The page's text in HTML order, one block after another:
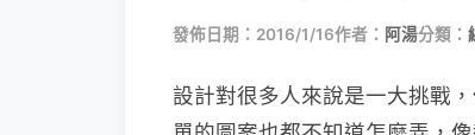
發佈日期：2016/1/16作者： 阿湯分類：
設計對很多人來說是一大挑戰